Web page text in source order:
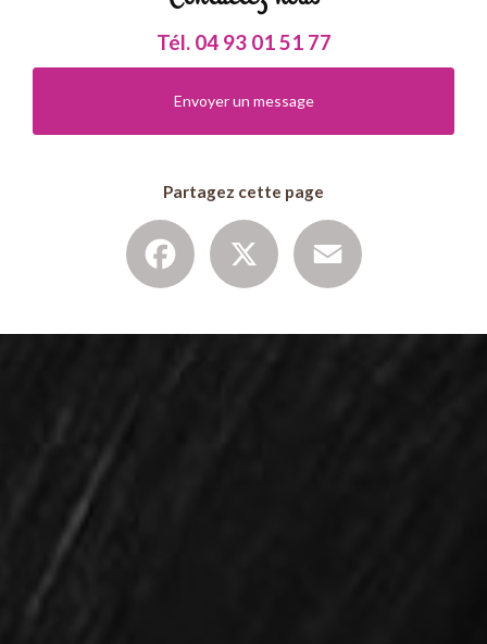
Tél. 04 93 01 51 77
Envoyer un message
Partagez cette page
Facebook